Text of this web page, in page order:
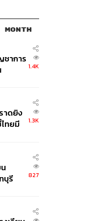
MONTH
าการ
ปู่-ย่า
ตุ
1.4K
าดยิง
ทยมี
1.3K
บุรี
ยใน
827